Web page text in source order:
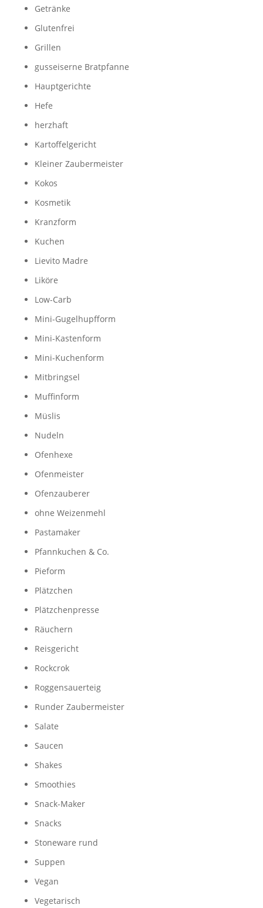
Getränke
Glutenfrei
Grillen
gusseiserne Bratpfanne
Hauptgerichte
Hefe
herzhaft
Kartoffelgericht
Kleiner Zaubermeister
Kokos
Kosmetik
Kranzform
Kuchen
Lievito Madre
Liköre
Low-Carb
Mini-Gugelhupfform
Mini-Kastenform
Mini-Kuchenform
Mitbringsel
Muffinform
Müslis
Nudeln
Ofenhexe
Ofenmeister
Ofenzauberer
ohne Weizenmehl
Pastamaker
Pfannkuchen & Co.
Pieform
Plätzchen
Plätzchenpresse
Räuchern
Reisgericht
Rockcrok
Roggensauerteig
Runder Zaubermeister
Salate
Saucen
Shakes
Smoothies
Snack-Maker
Snacks
Stoneware rund
Suppen
Vegan
Vegetarisch